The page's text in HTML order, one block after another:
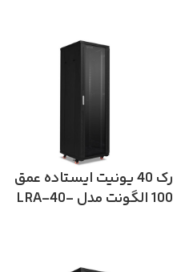
رک 40 یونیت ایستاده عمق
100 الگونت مدل LRA-40-